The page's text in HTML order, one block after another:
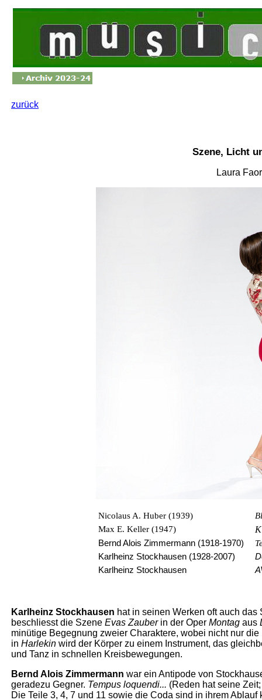
zurück
Szene, Licht
Laura
Nicolaus A. Huber (1939)
Max E. Keller (1947)
Bernd Alois Zimmermann (1918-1970)
Karlheinz Stockhausen (1928-2007)
Karlheinz Stockhausen
Karlheinz Stockhausen hat in seinen Werken oft auch
beschliesst die Szene Evas Zauber in der Oper Montag aus
minütige Begegnung zweier Charaktere, wobei nicht nur
in Harlekin wird der Körper zu einem Instrument, das
und Tanz in schnellen Kreisbewegungen.
Bernd Alois Zimmermann war ein Antipode von
geradezu Gegner. Tempus loquendi... (Reden hat seine
Die Teile 3, 4, 7 und 11 sowie die Coda sind in ihrem